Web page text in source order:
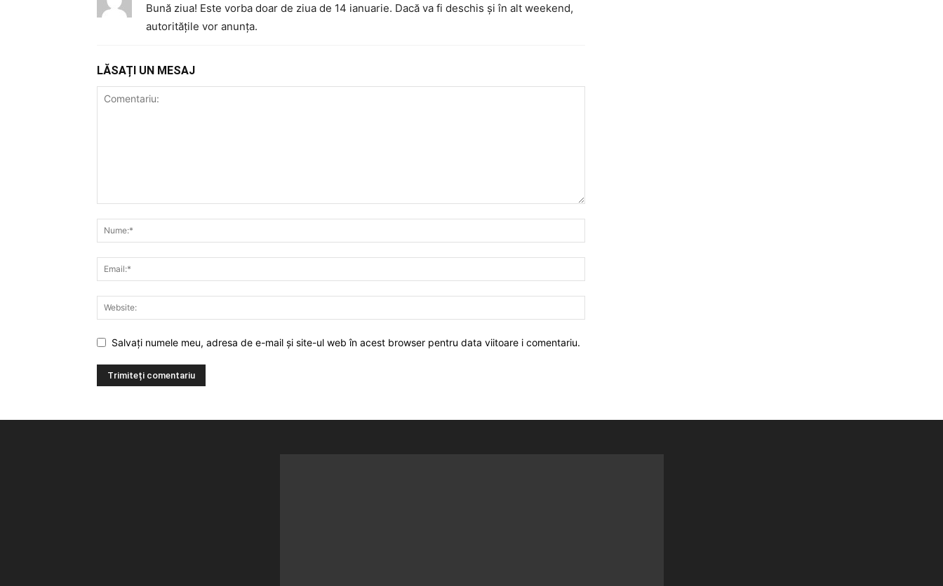
Bună ziua! Este vorba doar de ziua de 14 ianuarie. Dacă va fi deschis și în alt weekend,
autoritățile vor anunța.
LĂSAȚI UN MESAJ
Salvați numele meu, adresa de e-mail și site-ul web în acest browser pentru data viitoare i comentariu.